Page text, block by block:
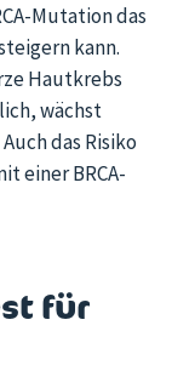
Mutation das
kann.
Hautkrebs
wächst
Auch das Risiko
einer BRCA-
für